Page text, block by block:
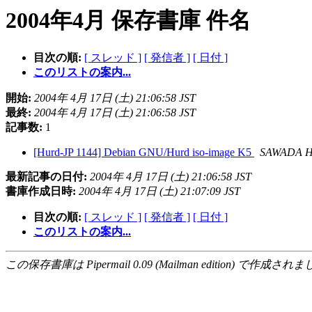
2004年4月 保存書庫 件名
目次の順: [ スレッド ] [ 発信者 ] [ 日付 ]
このリストの案内...
開始: 2004年 4月 17日 (土) 21:06:58 JST
最終: 2004年 4月 17日 (土) 21:06:58 JST
記事数: 1
[Hurd-JP 1144] Debian GNU/Hurd iso-image K5 SAWADA
最新記事の日付: 2004年 4月 17日 (土) 21:06:58 JST
書庫作成日時: 2004年 4月 17日 (土) 21:07:09 JST
目次の順: [ スレッド ] [ 発信者 ] [ 日付 ]
このリストの案内...
この保存書庫は Pipermail 0.09 (Mailman edition) で作成されま